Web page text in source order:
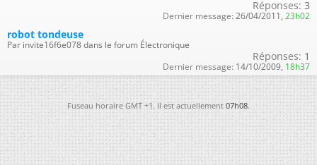
Réponses: 3
Dernier message: 26/04/2011, 23h02
robot tondeuse
Par invite16f6e078 dans le forum Électronique
Réponses: 1
Dernier message: 14/10/2009, 18h37
Fuseau horaire GMT +1. Il est actuellement07h08.